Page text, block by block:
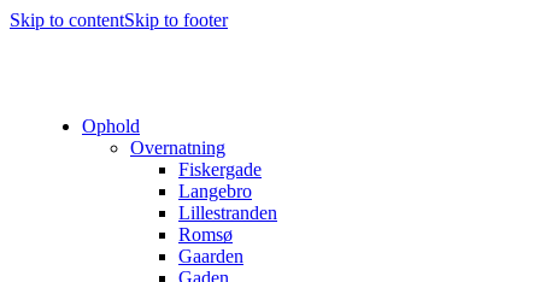
Skip to contentSkip to footer
Ophold
Overnatning
Fiskergade
Langebro
Lillestranden
Romsø
Gaarden
Gaden